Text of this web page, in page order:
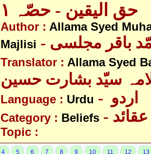
حق الیقین - حصّہ ١
Author : Allama Syed
Majlisi
باقر مجلسی
Translator : Allama Syed
سیّد بشارت حسین
Language : Urdu
Category : Beliefs - عقائد
Topic :
4 5 6 7 8 9 10 11 12
13